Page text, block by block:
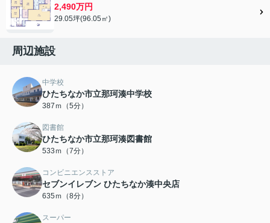
2,490万円
29.05坪(96.05㎡)
周辺施設
中学校
ひたちなか市立那珂湊中学校
387ｍ（5分）
図書館
ひたちなか市立那珂湊図書館
533ｍ（7分）
コンビニエンスストア
セブンイレブン ひたちなか湊中央店
635ｍ（8分）
スーパー